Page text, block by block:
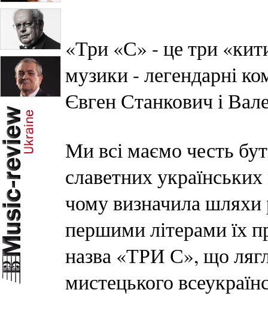
«Три «С» - це три
музики - легендарні
Євген Станкович і
Ми всі маємо честь
славетних
чому визначила шляхи
першими літерами їх
назва «ТРИ С», що
мистецького